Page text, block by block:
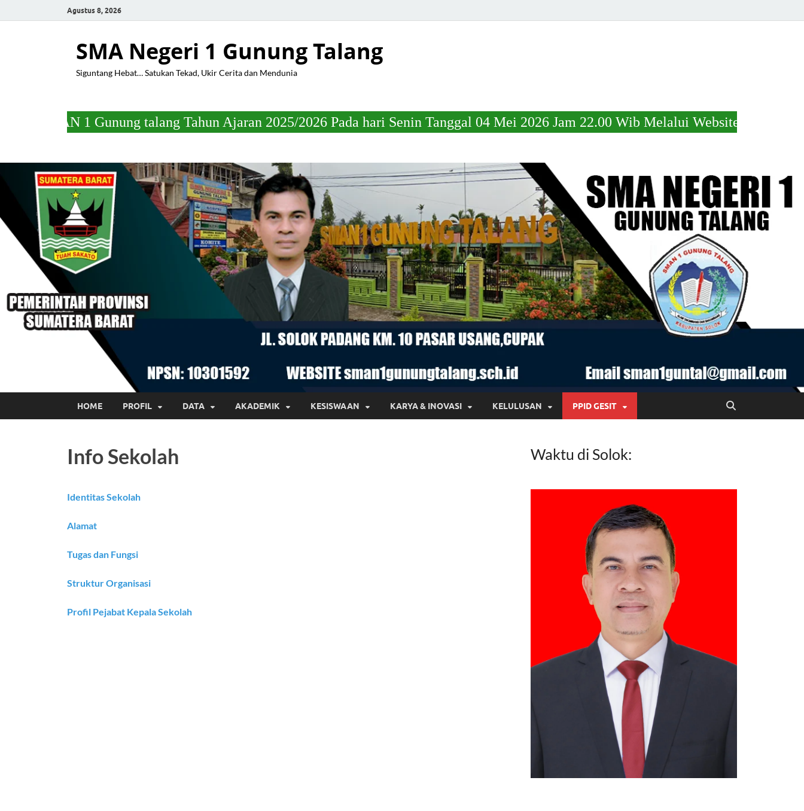
Agustus 8, 2026
SMA Negeri 1 Gunung Talang
Siguntang Hebat… Satukan Tekad, Ukir Cerita dan Mendunia
1 Gunung talang Tahun Ajaran 2025/2026 Pada hari Senin Tanggal 04 Mei 2026 Jam 22.00 Wib Melalui Website https://s.id/
HOME PROFIL DATA AKADEMIK KESISWAAN KARYA & INOVASI KELULUSAN PPID GESIT
Info Sekolah
Identitas Sekolah
Alamat
Tugas dan Fungsi
Struktur Organisasi
Profil Pejabat Kepala Sekolah
Waktu di Solok: